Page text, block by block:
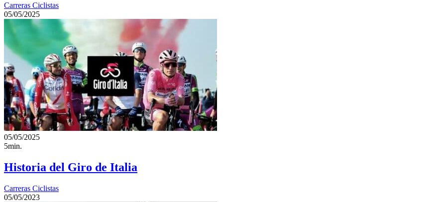
Carreras Ciclistas
05/05/2025
05/05/2025
5min.
Historia del Giro de Italia
Carreras Ciclistas
05/05/2023